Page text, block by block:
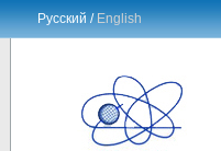
Русский /English